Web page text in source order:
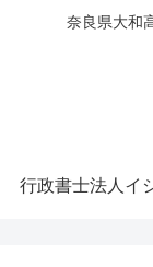
奈良県大和